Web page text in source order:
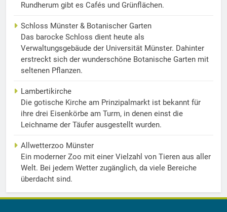
Rundherum gibt es Cafés und Grünflächen.
Schloss Münster & Botanischer Garten
Das barocke Schloss dient heute als
Verwaltungsgebäude der Universität Münster. Dahinter
erstreckt sich der wunderschöne Botanische Garten mit
seltenen Pflanzen.
Lambertikirche
Die gotische Kirche am Prinzipalmarkt ist bekannt für
ihre drei Eisenkörbe am Turm, in denen einst die
Leichname der Täufer ausgestellt wurden.
Allwetterzoo Münster
Ein moderner Zoo mit einer Vielzahl von Tieren aus aller
Welt. Bei jedem Wetter zugänglich, da viele Bereiche
überdacht sind.